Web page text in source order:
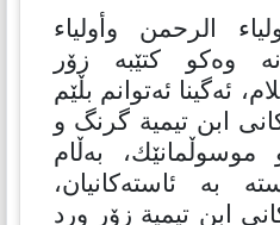
الرحمن وأولياء
وەكو كتێبە زۆر
ئەگینا ئەتوانم بڵێم
ابن تیمیة گرنگ و
بەڵام
بە ئاستەكانیان،
ابن تیمیة زۆر ورد